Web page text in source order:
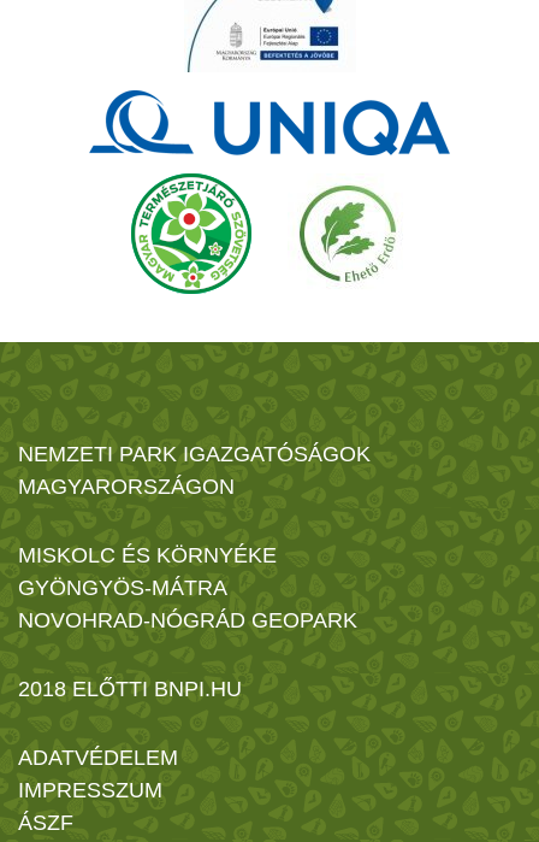
NEMZETI PARK IGAZGATÓSÁGOK
MAGYARORSZÁGON
MISKOLC ÉS KÖRNYÉKE
GYÖNGYÖS-MÁTRA
NOVOHRAD-NÓGRÁD GEOPARK
2018 ELŐTTI BNPI.HU
ADATVÉDELEM
IMPRESSZUM
ÁSZF